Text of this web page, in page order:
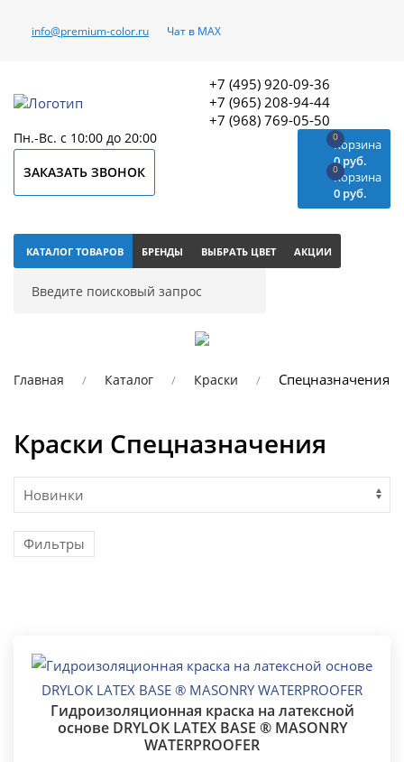
info@premium-color.ru Чат в MAX
+7 (495) 920-09-36
+7 (965) 208-94-44
+7 (968) 769-05-50
Пн.-Вс. с 10:00 до 20:00
ЗАКАЗАТЬ ЗВОНОК
0Корзина
0 руб.
0Корзина
0 руб.
КАТАЛОГ ТОВАРОВ БРЕНДЫ ВЫБРАТЬ ЦВЕТ АКЦИИ
Главная Каталог Краски Спецназначения
Краски Спецназначения
Фильтры
Гидроизоляционная краска на латексной
основе DRYLOK LATEX BASE ® MASONRY
WATERPROOFER